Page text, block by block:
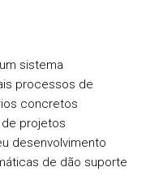
sistema
processos de
concretos
projetos
desenvolvimento
de dão suporte